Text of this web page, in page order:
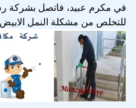
في مكرم عبيد، فاتصل بشركة
للتخلص من مشكلة النمل